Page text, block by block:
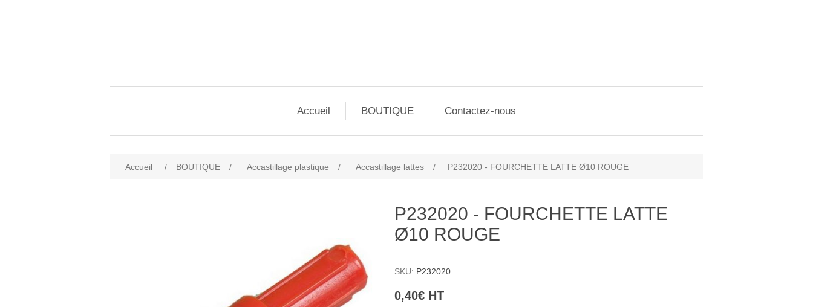
Accueil BOUTIQUE Contactez-nous
Accueil / BOUTIQUE / Accastillage plastique / Accastillage lattes / P232020 - FOURCHETTE LATTE Ø10 ROUGE
P232020 - FOURCHETTE LATTE
Ø10 ROUGE
SKU: P232020
0,40€ HT